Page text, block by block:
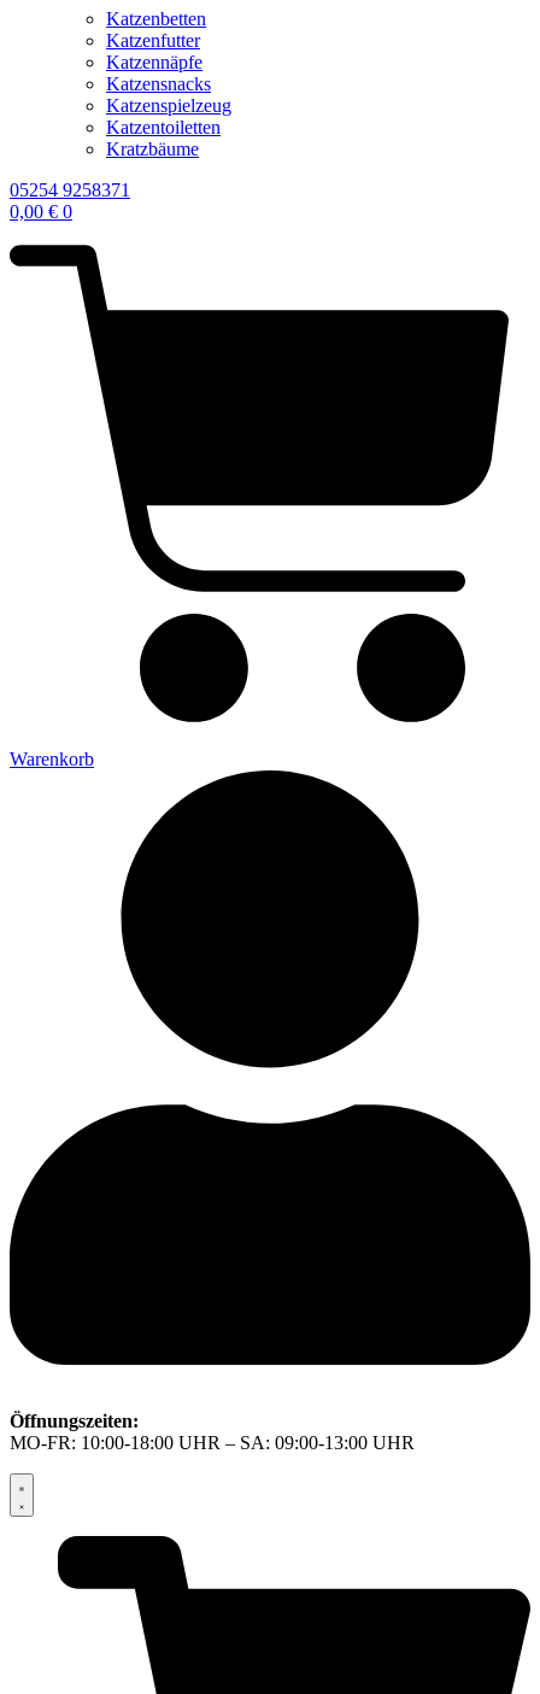
Katzenbetten
Katzenfutter
Katzennäpfe
Katzensnacks
Katzenspielzeug
Katzentoiletten
Kratzbäume
05254 9258371
0,00 € 0
Warenkorb
Öffnungszeiten:
MO-FR: 10:00-18:00 UHR – SA: 09:00-13:00 UHR